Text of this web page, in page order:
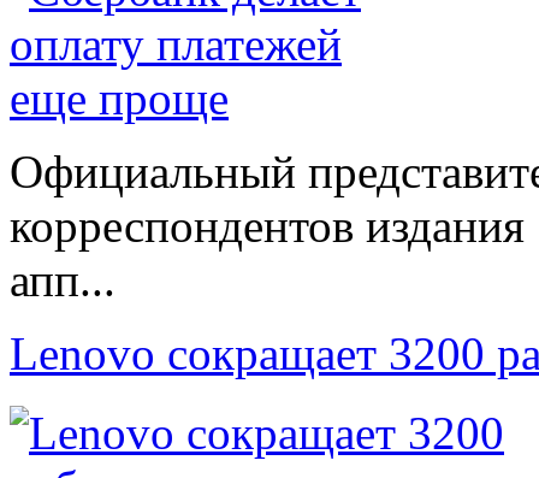
Официальный
корреспондентов
апп...
Lenovo сокращает 3200